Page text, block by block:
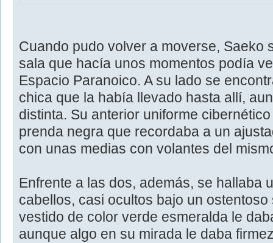
Cuando pudo volver a moverse, Saeko
sala que hacía unos momentos podía
Espacio Paranoico. A su lado se
chica que la había llevado hasta allí,
distinta. Su anterior uniforme
prenda negra que recordaba a un
con unas medias con volantes del
Enfrente a las dos, además, se hallaba
cabellos, casi ocultos bajo un
vestido de color verde esmeralda le
aunque algo en su mirada le daba